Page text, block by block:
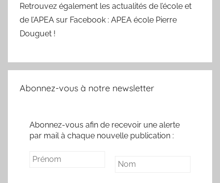
Retrouvez également les actualités de l’école et
de l’APEA sur Facebook : APEA école Pierre
Douguet !
Abonnez-vous à notre newsletter
Abonnez-vous afin de recevoir une alerte
par mail à chaque nouvelle publication :